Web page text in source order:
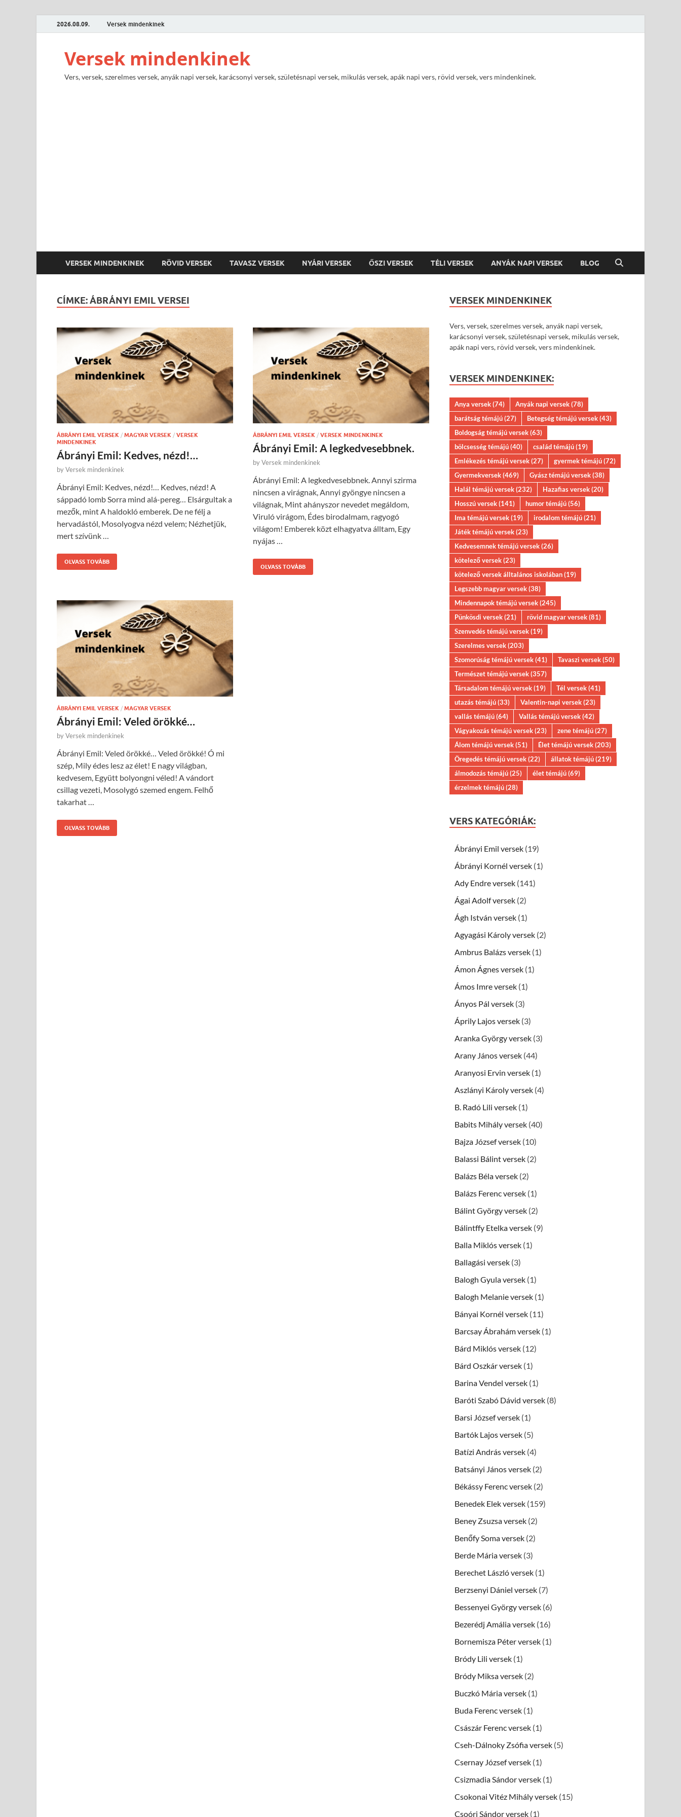
2026.08.09. Versek mindenkinek
Versek mindenkinek
Vers, versek, szerelmes versek, anyák napi versek, karácsonyi versek, születésnapi versek, mikulás versek, apák napi vers, rövid versek, vers mindenkinek.
VERSEK MINDENKINEK RÖVID VERSEK TAVASZ VERSEK NYÁRI VERSEK ŐSZI VERSEK TÉLI VERSEK ANYÁK NAPI VERSEK BLOG
CÍMKE:ÁBRÁNYI EMIL VERSEI
ÁBRÁNYI EMIL VERSEK / MAGYAR VERSEK / VERSEK
MINDENKINEK
Ábrányi Emil: Kedves, nézd!…
byVersek mindenkinek
Ábrányi Emil: Kedves, nézd!… Kedves, nézd! A
sáppadó lomb Sorra mind alá-pereg… Elsárgultak a
mezők, mint A haldokló emberek. De ne félj a
hervadástól, Mosolyogva nézd velem; Nézhetjük,
mert szívünk …
OLVASS TOVÁBB
ÁBRÁNYI EMIL VERSEK / VERSEK MINDENKINEK
Ábrányi Emil: A legkedvesebbnek.
byVersek mindenkinek
Ábrányi Emil: A legkedvesebbnek. Annyi szirma
nincsen a virágnak, Annyi gyöngye nincsen a
világnak, Mint ahányszor nevedet megáldom,
Viruló virágom, Édes birodalmam, ragyogó
világom! Emberek közt elhagyatva álltam, Egy
nyájas …
OLVASS TOVÁBB
ÁBRÁNYI EMIL VERSEK / MAGYAR VERSEK
Ábrányi Emil: Veled örökké…
byVersek mindenkinek
Ábrányi Emil: Veled örökké… Veled örökké! Ó mi
szép, Mily édes lesz az élet! E nagy világban,
kedvesem, Együtt bolyongni véled! A vándort
csillag vezeti, Mosolygó szemed engem. Felhő
takarhat …
OLVASS TOVÁBB
VERSEK MINDENKINEK
Vers, versek, szerelmes versek, anyák napi versek,
karácsonyi versek, születésnapi versek, mikulás versek,
apák napi vers, rövid versek, vers mindenkinek.
VERSEK MINDENKINEK:
Anya versek(74) Anyák napi versek(78)
barátság témájú(27) Betegség témájú versek(43)
Boldogság témájú versek(63)
bölcsesség témájú(40) család témájú(19)
Emlékezés témájú versek(27) gyermek témájú(72)
Gyermekversek(469) Gyász témájú versek(38)
Halál témájú versek(232) Hazafias versek(20)
Hosszú versek(141) humor témájú(56)
Ima témájú versek(19) irodalom témájú(21)
Játék témájú versek(23)
Kedvesemnek témájú versek(26)
kötelező versek(23)
kötelező versek álltalános iskolában(19)
Legszebb magyar versek(38)
Mindennapok témájú versek(245)
Pünkösdi versek(21) rövid magyar versek(81)
Szenvedés témájú versek(19)
Szerelmes versek(203)
Szomorúság témájú versek(41) Tavaszi versek(50)
Természet témájú versek(357)
Társadalom témájú versek(19) Tél versek(41)
utazás témájú(33) Valentin-napi versek(23)
vallás témájú(64) Vallás témájú versek(42)
Vágyakozás témájú versek(23) zene témájú(27)
Álom témájú versek(51) Élet témájú versek(203)
Öregedés témájú versek(22) állatok témájú(219)
álmodozás témájú(25) élet témájú(69)
érzelmek témájú(28)
VERS KATEGÓRIÁK:
Ábrányi Emil versek (19)
Ábrányi Kornél versek (1)
Ady Endre versek (141)
Ágai Adolf versek (2)
Ágh István versek (1)
Agyagási Károly versek (2)
Ambrus Balázs versek (1)
Ámon Ágnes versek (1)
Ámos Imre versek (1)
Ányos Pál versek (3)
Áprily Lajos versek (3)
Aranka György versek (3)
Arany János versek (44)
Aranyosi Ervin versek (1)
Aszlányi Károly versek (4)
B. Radó Lili versek (1)
Babits Mihály versek (40)
Bajza József versek (10)
Balassi Bálint versek (2)
Balázs Béla versek (2)
Balázs Ferenc versek (1)
Bálint György versek (2)
Bálintffy Etelka versek (9)
Balla Miklós versek (1)
Ballagási versek (3)
Balogh Gyula versek (1)
Balogh Melanie versek (1)
Bányai Kornél versek (11)
Barcsay Ábrahám versek (1)
Bárd Miklós versek (12)
Bárd Oszkár versek (1)
Barina Vendel versek (1)
Baróti Szabó Dávid versek (8)
Barsi József versek (1)
Bartók Lajos versek (5)
Batízi András versek (4)
Batsányi János versek (2)
Békássy Ferenc versek (2)
Benedek Elek versek (159)
Beney Zsuzsa versek (2)
Benőfy Soma versek (2)
Berde Mária versek (3)
Berechet László versek (1)
Berzsenyi Dániel versek (7)
Bessenyei György versek (6)
Bezerédj Amália versek (16)
Bornemisza Péter versek (1)
Bródy Lili versek (1)
Bródy Miksa versek (2)
Buczkó Mária versek (1)
Buda Ferenc versek (1)
Császár Ferenc versek (1)
Cseh-Dálnoky Zsófia versek (5)
Csernay József versek (1)
Csizmadia Sándor versek (1)
Csokonai Vitéz Mihály versek (15)
Csoóri Sándor versek (1)